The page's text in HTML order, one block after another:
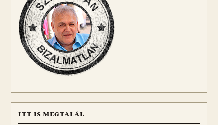
ITT IS MEGTALÁL